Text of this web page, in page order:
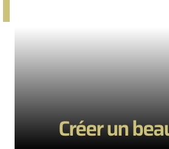
Créer un